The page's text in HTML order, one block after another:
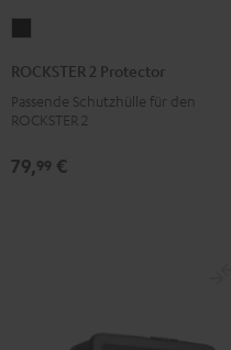
Protector
Schwarz
ROCKSTER 2 Protector
Passende Schutzhülle für den
ROCKSTER 2
79,99 €